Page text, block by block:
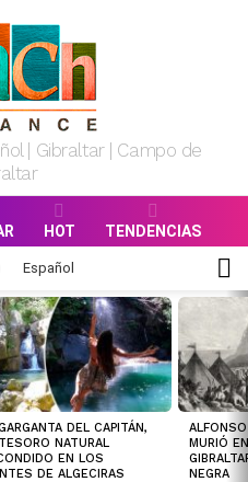
| Gibraltar | Campo de
HOT TENDENCIAS
Español
DEL CAPITÁN,
NATURAL
EN LOS
DE ALGECIRAS
MURIÓ
NEGRA